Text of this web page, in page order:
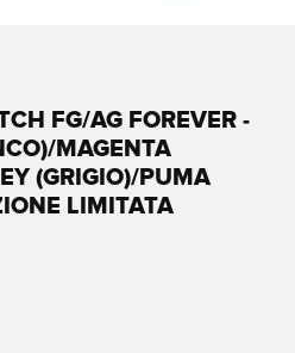
FG/AG FOREVER -
MAGENTA
(GRIGIO)/PUMA
LIMITATA